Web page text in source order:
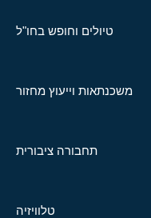
טיולים וחופש בחו"ל
משכנתאות וייעוץ מחזור
תחבורה ציבורית
טלוויזיה